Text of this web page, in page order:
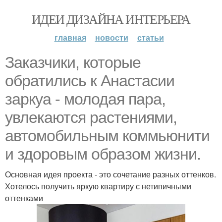
ИДЕИ ДИЗАЙНА ИНТЕРЬЕРА
главная новости статьи
Заказчики, которые
обратились к Анастасии
заркуа - молодая пара,
увлекаются растениями,
автомобильным коммьюнити
и здоровым образом жизни.
Основная идея проекта - это сочетание разных оттенков.
Хотелось получить яркую квартиру с нетипичными
оттенками